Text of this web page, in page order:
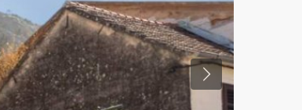
Previous